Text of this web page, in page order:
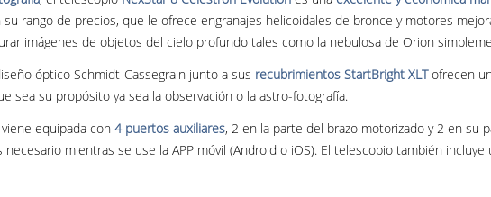
rango de precios, que le ofrece engranajes helicoidales de bronce y motores
imágenes de objetos del cielo profundo tales como la nebulosa de Orion
óptico Schmidt-Cassegrain junto a sus recubrimientos StartBright XLTofrecen
sea su propósito ya sea la observación o la astro-fotografía.
equipada con 4 puertos auxiliares, 2 en la parte del brazo motorizado y 2 en su
mientras se use la APP móvil (Android o iOS). El telescopio también incluye